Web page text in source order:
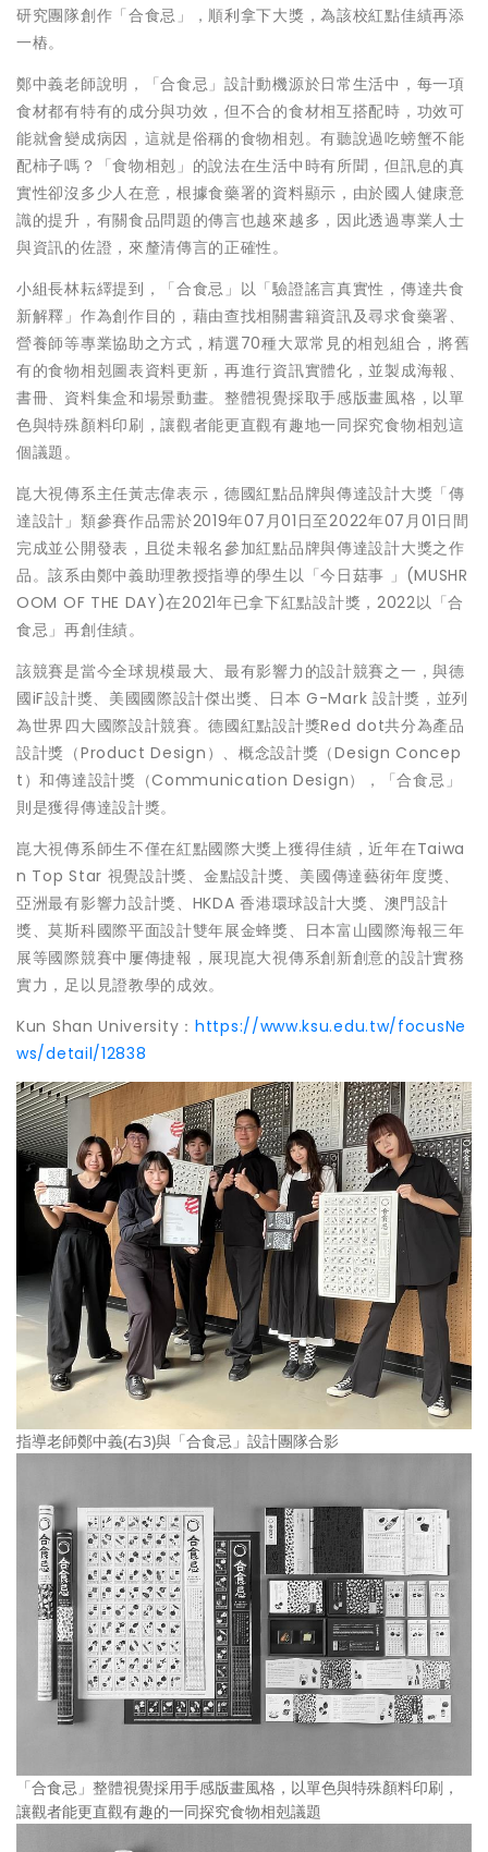
研究團隊創作「合食忌」，順利拿下大獎，為該校紅點佳績再添
一樁。
鄭中義老師說明，「合食忌」設計動機源於日常生活中，每一項
食材都有特有的成分與功效，但不合的食材相互搭配時，功效可
能就會變成病因，這就是俗稱的食物相剋。有聽說過吃螃蟹不能
配柿子嗎？「食物相剋」的說法在生活中時有所聞，但訊息的真
實性卻沒多少人在意，根據食藥署的資料顯示，由於國人健康意
識的提升，有關食品問題的傳言也越來越多，因此透過專業人士
與資訊的佐證，來釐清傳言的正確性。
小組長林耘繹提到，「合食忌」以「驗證謠言真實性，傳達共食
新解釋」作為創作目的，藉由查找相關書籍資訊及尋求食藥署、
營養師等專業協助之方式，精選70種大眾常見的相剋組合，將舊
有的食物相剋圖表資料更新，再進行資訊實體化，並製成海報、
書冊、資料集盒和場景動畫。整體視覺採取手感版畫風格，以單
色與特殊顏料印刷，讓觀者能更直觀有趣地一同探究食物相剋這
個議題。
崑大視傳系主任黃志偉表示，德國紅點品牌與傳達設計大獎「傳
達設計」類參賽作品需於2019年07月01日至2022年07月01日間
完成並公開發表，且從未報名參加紅點品牌與傳達設計大獎之作
品。該系由鄭中義助理教授指導的學生以「今日菇事 」(MUSHR
OOM OF THE DAY)在2021年已拿下紅點設計獎，2022以「合
食忌」再創佳績。
該競賽是當今全球規模最大、最有影響力的設計競賽之一，與德
國iF設計獎、美國國際設計傑出獎、日本 G-Mark 設計獎，並列
為世界四大國際設計競賽。德國紅點設計獎Red dot共分為產品
設計獎（Product Design）、概念設計獎（Design Concep
t）和傳達設計獎（Communication Design），「合食忌」
則是獲得傳達設計獎。
崑大視傳系師生不僅在紅點國際大獎上獲得佳績，近年在Taiwa
n Top Star 視覺設計獎、金點設計獎、美國傳達藝術年度獎、
亞洲最有影響力設計獎、HKDA 香港環球設計大獎、澳門設計
獎、莫斯科國際平面設計雙年展金蜂獎、日本富山國際海報三年
展等國際競賽中屢傳捷報，展現崑大視傳系創新創意的設計實務
實力，足以見證教學的成效。
Kun Shan University： https://www.ksu.edu.tw/focusNe
ws/detail/12838
指導老師鄭中義(右3)與「合食忌」設計團隊合影
「合食忌」整體視覺採用手感版畫風格，以單色與特殊顏料印刷，
讓觀者能更直觀有趣的一同探究食物相剋議題